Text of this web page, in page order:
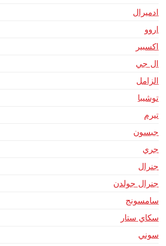
ادميرال
اروو
اكسبير
ال جي
الزامل
توشيبا
تيرم
جبسون
جري
جنرال
جنرال جولدن
سامسونج
سكاي ستار
سوني